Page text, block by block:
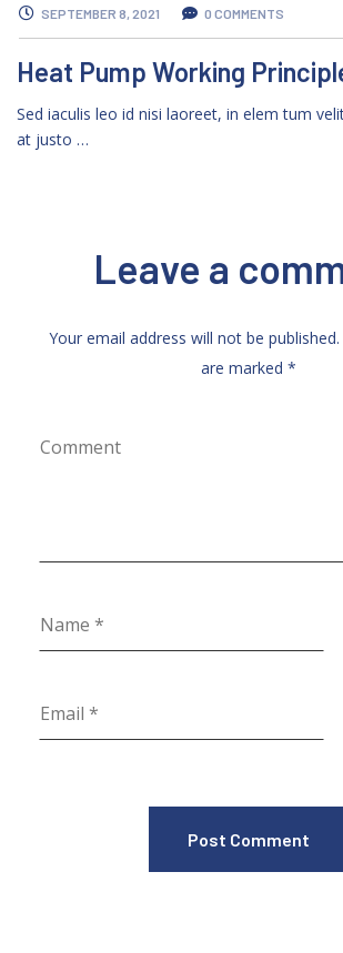
SEPTEMBER 8, 2021 0 COMMENTS
Heat Pump Working
Sed iaculis leo id nisi laoreet, in elem tum
at justo …
Leave a
Your email address will not be
are marked *